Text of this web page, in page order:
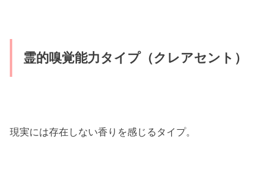
霊的嗅覚能力タイプ（クレアセント）
現実には存在しない香りを感じるタイプ。